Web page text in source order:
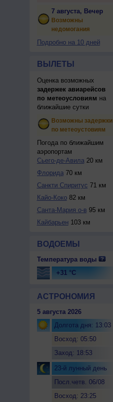
7 августа, Вечер
Возможны
недомогания
Подробно на 10 дней
ВЫЛЕТЫ
Оценка возможных
задержек авиарейсов
по метеоусловиям на
ближайшие сутки
Возможны задержки
по метеоустовиям
Погода по ближайшим
аэропортам
Сьего-де-Авила20 км
Флорида70 км
Санкти Спиритус 71 км
Кайо-Коко82 км
Санта-Мария о-в 95 км
Кайбарьен 103 км
ВОДОЕМЫ
Температура воды
+31 °C
АСТРОНОМИЯ
5 августа 2026
Долгота дня: 13:03
Восход: 05:50
Заход: 18:53
23-й лунный день
Посл.четв. 06/08
Восход: 23:25